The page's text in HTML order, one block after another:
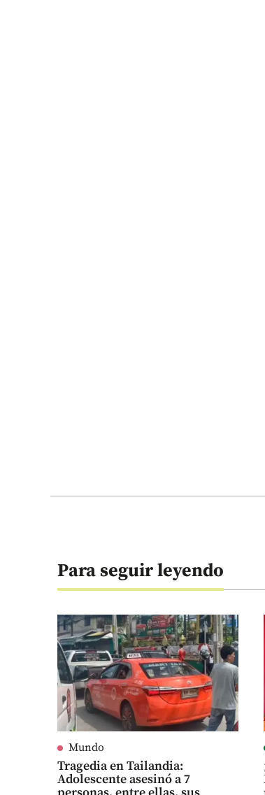
Para seguir leyendo
Mundo
Tragedia en Tailandia:
Adolescente asesinó a 7